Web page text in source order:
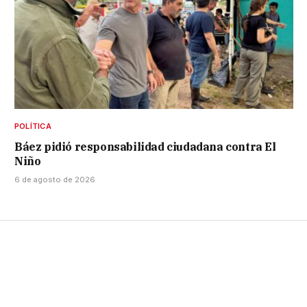
POLÍTICA
Báez pidió responsabilidad ciudadana contra El
Niño
6 de agosto de 2026